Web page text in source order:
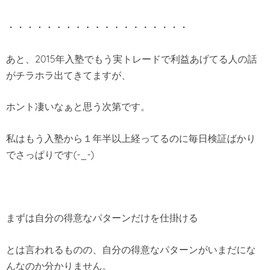
・・・・・・・・・・・・・・・・・・・
あと、2015年入塾でもう実トレードで利益あげてる人の話
がチラホラ出てきてますが、
ホント凄いなぁと思う次第です。
私はもう入塾から１年半以上経ってるのに毎日検証ばかり
でさっぱりです(-_-)
まずは自分の得意なパターンだけを仕掛ける
とは言われるものの、自分の得意なパターンがいまだにな
んなのか分かりません。